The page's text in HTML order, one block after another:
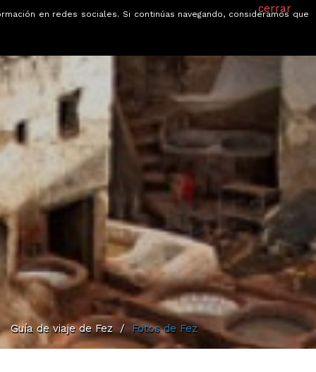
Guía de viaje de Fez / Fotos de Fez
cerrar
en redes sociales. Si continúas navegando, consideramos que